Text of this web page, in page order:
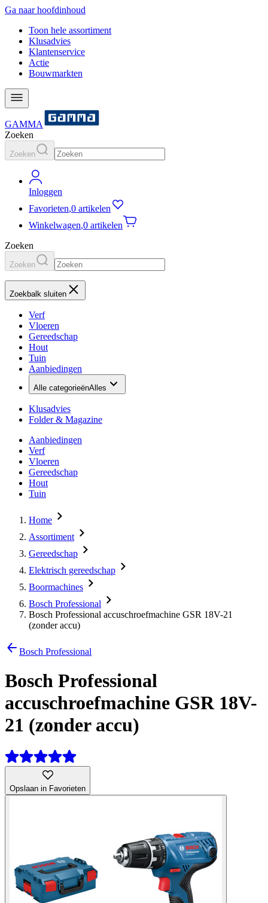
Ga naar hoofdinhoud
Toon hele assortiment
Klusadvies
Klantenservice
Actie
Bouwmarkten
GAMMA
Zoeken
Zoeken
Inloggen
Favorieten,0 artikelen
Winkelwagen,0 artikelen
Zoeken
Zoeken
Zoekbalk sluiten
Verf
Vloeren
Gereedschap
Hout
Tuin
Aanbiedingen
Alle categorieënAlles
Klusadvies
Folder & Magazine
Aanbiedingen
Verf
Vloeren
Gereedschap
Hout
Tuin
Home
Assortiment
Gereedschap
Elektrisch gereedschap
Boormachines
Bosch Professional
Bosch Professional accuschroefmachine GSR 18V-21
(zonder accu)
Bosch Professional
Bosch Professional
accuschroefmachine GSR 18V-
21 (zonder accu)
Opslaan in Favorieten